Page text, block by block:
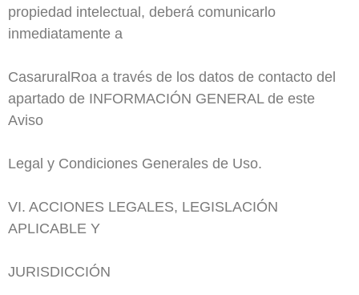
propiedad intelectual, deberá comunicarlo
inmediatamente a
CasaruralRoa a través de los datos de contacto del
apartado de INFORMACIÓN GENERAL de este
Aviso
Legal y Condiciones Generales de Uso.
VI. ACCIONES LEGALES, LEGISLACIÓN
APLICABLE Y
JURISDICCIÓN